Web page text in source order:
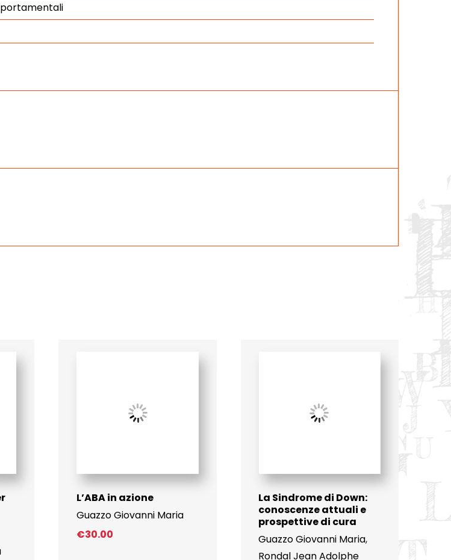
L’ABA in azione
Guazzo Giovanni Maria
€30.00
La Sindrome di Down:
conoscenze attuali e
prospettive di cura
Guazzo Giovanni Maria,
Rondal Jean Adolphe